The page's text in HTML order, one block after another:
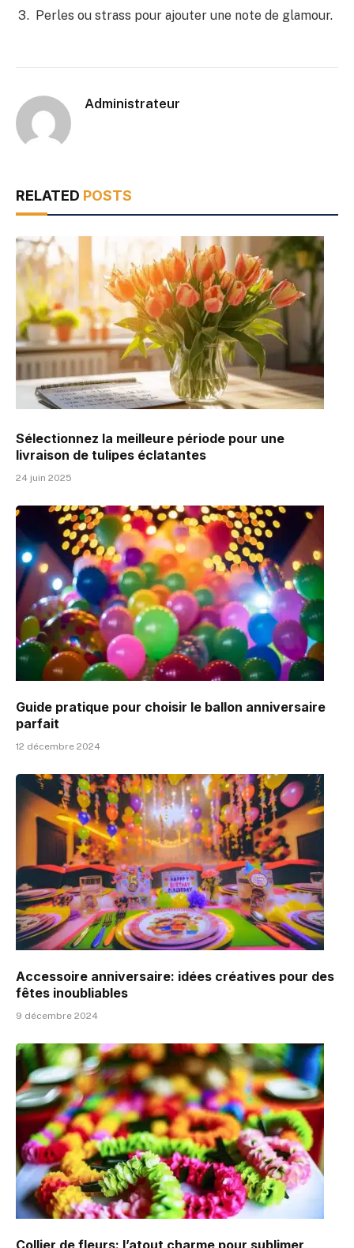
Perles ou strass pour ajouter une note de glamour.
Administrateur
RELATED POSTS
Sélectionnez la meilleure période pour une
livraison de tulipes éclatantes
24 juin 2025
Guide pratique pour choisir le ballon anniversaire
parfait
12 décembre 2024
Accessoire anniversaire: idées créatives pour des
fêtes inoubliables
9 décembre 2024